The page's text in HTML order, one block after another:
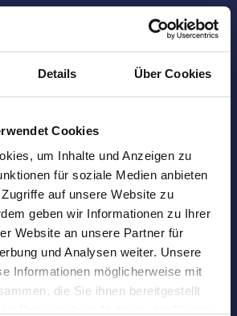
Details Über Cookies
Cookies
um Inhalte und Anzeigen zu
für soziale Medien anbieten
auf unsere Website zu
geben wir Informationen zu Ihrer
Website an unsere Partner für
und Analysen weiter. Unsere
Informationen möglicherweise mit
die Sie ihnen bereitgestellt